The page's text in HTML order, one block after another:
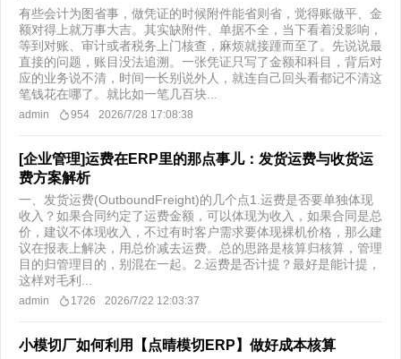
有些会计为图省事，做凭证的时候附件能省则省，觉得账做平、金
额对得上就万事大吉。其实缺附件、单据不全，当下看着没影响，
等到对账、审计或者税务上门核查，麻烦就接踵而至了。先说说最
直接的问题，账目没法追溯。一张凭证只写了金额和科目，背后对
应的业务说不清，时间一长别说外人，就连自己回头看都记不清这
笔钱花在哪了。就比如一笔几百块...
admin 954 2026/7/28 17:08:38
[企业管理]运费在ERP里的那点事儿：发货运费与收货运
费方案解析
一、发货运费(OutboundFreight)的几个点1.运费是否要单独体现
收入？如果合同约定了运费金额，可以体现为收入，如果合同是总
价，建议不体现收入，不过有时客户需求要体现裸机价格，那么建
议在报表上解决，用总价减去运费。总的思路是核算归核算，管理
目的归管理目的，别混在一起。2.运费是否计提？最好是能计提，
这样对毛利...
admin 1726 2026/7/22 12:03:37
小模切厂如何利用【点晴模切ERP】做好成本核算